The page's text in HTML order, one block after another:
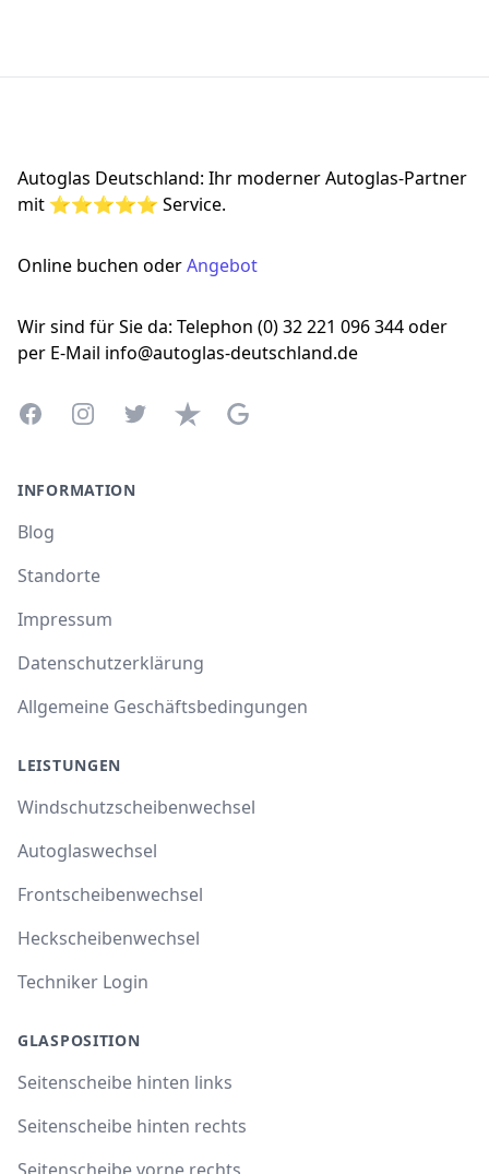
Autoglas Deutschland: Ihr moderner Autoglas-Partner
mit ⭐⭐⭐⭐⭐ Service.
Online buchen oderAngebot
Wir sind für Sie da: Telephon (0) 32 221 096 344 oder
per E-Mail info@autoglas-deutschland.de
FacebookInstagramTwitterTrustpilotGoogle Business Profile
INFORMATION
Blog
Standorte
Impressum
Datenschutzerklärung
Allgemeine Geschäftsbedingungen
LEISTUNGEN
Windschutzscheibenwechsel
Autoglaswechsel
Frontscheibenwechsel
Heckscheibenwechsel
Techniker Login
GLASPOSITION
Seitenscheibe hinten links
Seitenscheibe hinten rechts